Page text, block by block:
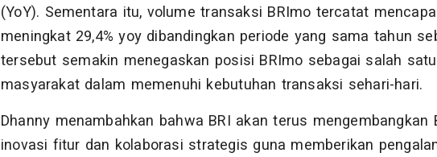
(YoY). Sementara itu, volume transaksi BRImo tercatat
meningkat 29,4% yoy dibandingkan periode yang sama tahun
tersebut semakin menegaskan posisi BRImo sebagai salah
masyarakat dalam memenuhi kebutuhan transaksi sehari-hari.
Dhanny menambahkan bahwa BRI akan terus mengembangkan
inovasi fitur dan kolaborasi strategis guna memberikan